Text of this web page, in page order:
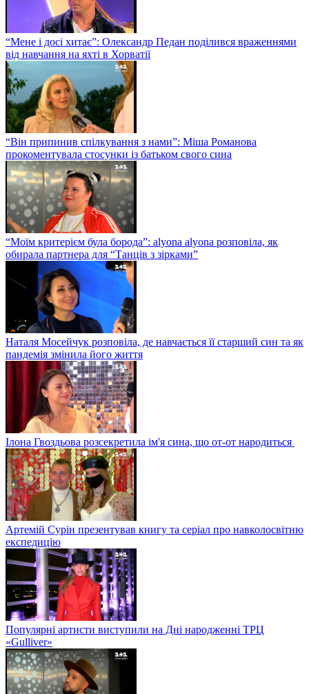
“Мене і досі хитає”: Олександр Педан поділився враженнями
від навчання на яхті в Хорватії
“Він припинив спілкування з нами”: Міша Романова
прокоментувала стосунки із батьком свого сина
“Моїм критерієм була борода”: alyona alyona розповіла, як
обирала партнера для “Танців з зірками”
Наталя Мосейчук розповіла, де навчається її старший син та як
пандемія змінила його життя
Ілона Гвоздьова розсекретила ім'я сина, що от-от народиться
Артемій Сурін презентував книгу та серіал про навколосвітню
експедицію
Популярні артисти виступили на Дні народженні ТРЦ
«Gulliver»